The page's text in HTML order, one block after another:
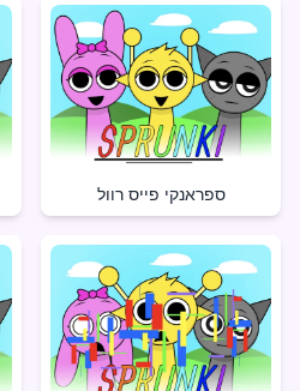
ספראנקי פייס רוול